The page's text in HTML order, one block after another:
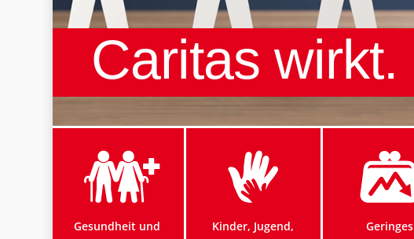
Caritas wirkt.
Gesundheit und
Kinder, Jugend,
Geringes